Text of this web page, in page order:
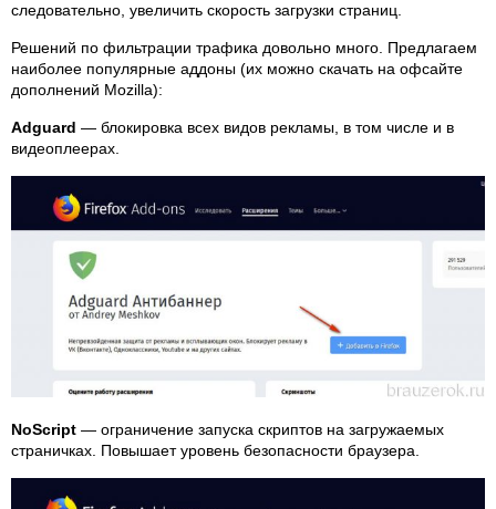
следовательно, увеличить скорость загрузки страниц.
Решений по фильтрации трафика довольно много. Предлагаем
наиболее популярные аддоны (их можно скачать на офсайте
дополнений Mozilla):
Adguard — блокировка всех видов рекламы, в том числе и в
видеоплеерах.
NoScript — ограничение запуска скриптов на загружаемых
страничках. Повышает уровень безопасности браузера.